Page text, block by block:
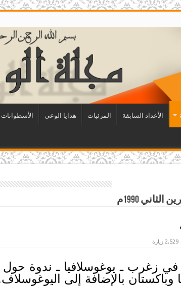
الأعداد السابقة المرئيات هدايا الوعي الأسطوانات
2,529 زيارة
زغرب ـ يوغوسلافيا ـ ندوة حول
وباكستان بالإضافة إلى